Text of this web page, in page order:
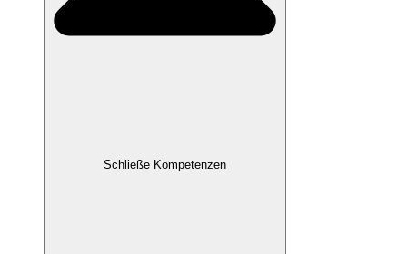
Schließe Kompetenzen